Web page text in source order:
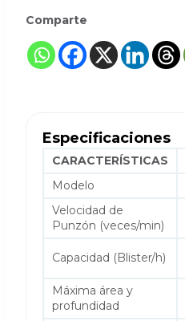
Comparte
Especificaciones
CARACTERÍSTICAS
Modelo
Velocidad de
Punzón (veces/min)
Capacidad (Blister/h)
Máxima área y
profundidad